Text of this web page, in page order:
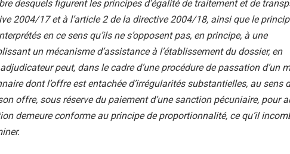
desquels figurent les principes d’égalité de traitement et de
2004/17 et à l’article 2 de la directive 2004/18, ainsi que le
en ce sens qu’ils ne s’opposent pas, en principe, à une
un mécanisme d’assistance à l’établissement du dossier, en
peut, dans le cadre d’une procédure de passation d’un
dont l’offre est entachée d’irrégularités substantielles, au sens
offre, sous réserve du paiement d’une sanction pécuniaire, pour
demeure conforme au principe de proportionnalité, ce qu’il